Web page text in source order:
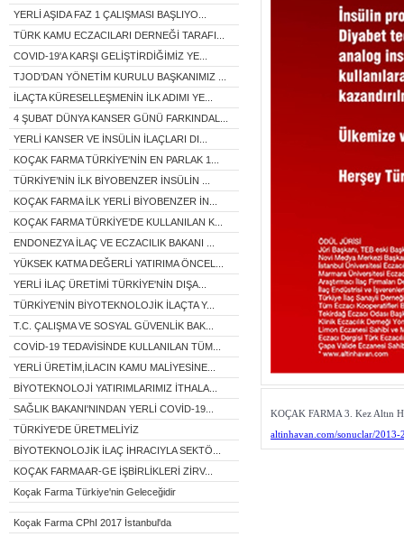
YERLİ AŞIDA FAZ 1 ÇALIŞMASI BAŞLIYO...
TÜRK KAMU ECZACILARI DERNEĞİ TARAFI...
COVID-19'A KARŞI GELİŞTİRDİĞİMİZ YE...
TJOD’DAN YÖNETİM KURULU BAŞKANIMIZ ...
İLAÇTA KÜRESELLEŞMENİN İLK ADIMI YE...
4 ŞUBAT DÜNYA KANSER GÜNÜ FARKINDAL...
YERLİ KANSER VE İNSÜLİN İLAÇLARI DI...
KOÇAK FARMA TÜRKİYE'NİN EN PARLAK 1...
TÜRKİYE’NİN İLK BİYOBENZER İNSÜLİN ...
KOÇAK FARMA İLK YERLİ BİYOBENZER İN...
KOÇAK FARMA TÜRKİYE’DE KULLANILAN K...
ENDONEZYA İLAÇ VE ECZACILIK BAKANI ...
YÜKSEK KATMA DEĞERLİ YATIRIMA ÖNCEL...
YERLİ İLAÇ ÜRETİMİ TÜRKİYE'NİN DIŞA...
TÜRKİYE'NİN BİYOTEKNOLOJİK İLAÇTA Y...
T.C. ÇALIŞMA VE SOSYAL GÜVENLİK BAK...
COVİD-19 TEDAVİSİNDE KULLANILAN TÜM...
YERLİ ÜRETİM,İLACIN KAMU MALİYESİNE...
BİYOTEKNOLOJİ YATIRIMLARIMIZ İTHALA...
SAĞLIK BAKANI'NINDAN YERLİ COVİD-19...
TÜRKİYE'DE ÜRETMELİYİZ
BİYOTEKNOLOJİK İLAÇ İHRACIYLA SEKTÖ...
KOÇAK FARMA AR-GE İŞBİRLİKLERİ ZİRV...
Koçak Farma Türkiye'nin Geleceğidir
Koçak Farma CPhI 2017 İstanbul'da
KOÇAK FARMA 3. Kez Altın
altinhavan.com/sonuclar/2013-